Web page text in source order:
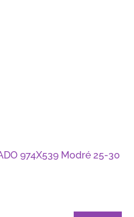
974X539 Modré 25-30